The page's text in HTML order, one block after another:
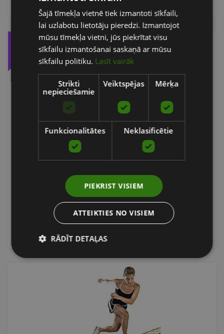
SKLZ REACTION BELTS
34.90 €
pievienot grozam
ENGLISH
RUSSIAN
Šajā tīmekļa vietnē tiek izmantoti sīkfaili,
lai uzlabotu lietotāju pieredzi. Izmantojot
mūsu tīmekļa vietni, jūs piekrītat visu
sīkfailu izmantošanai saskaņā ar mūsu
sīkfailu politiku. Lasīt vairāk
Strikti
nepieciešamie
Veiktspējas Mērķa
Funkcionalitātes Neklasificētie
PIEKRIST VISIEM
ATTEIKTIES NO VISIEM
RĀDĪT DETAĻAS